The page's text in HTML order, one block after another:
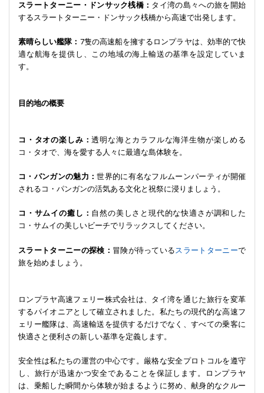
スラートターニー・ドンサック桟橋： タイ湾の島々への旅を開始
するスラートターニー・ドンサック桟橋から高速で出発します。
素晴らしい艦隊： 7隻の高速船を擁するロンプラヤは、効率的で快
適な航海を提供し、この地域の海上輸送の基準を設定していま
す。
目的地の概要
コ・タオの楽しみ：透明な海とカラフルな海洋生物が楽しめる
コ・タオで、海を愛する人々に最適な島体験を。
コ・パンガンの魅力：世界的に有名なフルムーンパーティが開催
されるコ・パンガンの活気ある文化と祝祭に浸りましょう。
コ・サムイの癒し： 自然の美しさと現代的な快適さが調和した
コ・サムイの美しいビーチでリラックスしてください。
スラートターニーの探検： 冒険が待っているスラートターニーで
旅を始めましょう。
ロンプラヤ高速フェリー株式会社は、タイ湾を通じた旅行を変革
するパイオニアとして確立されました。私たちの現代的な高速フ
ェリー艦隊は、高速輸送を提供するだけでなく、すべての乗客に
快適さと便利さの新しい基準を定義します。
安全性は私たちの運営の中心です。厳格な安全プロトコルを遵守
し、旅行が迅速かつ安全であることを保証します。ロンプラヤ
は、乗船した瞬間から体験が始まるように努め、献身的なクルー